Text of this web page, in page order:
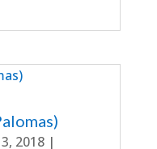
2018|